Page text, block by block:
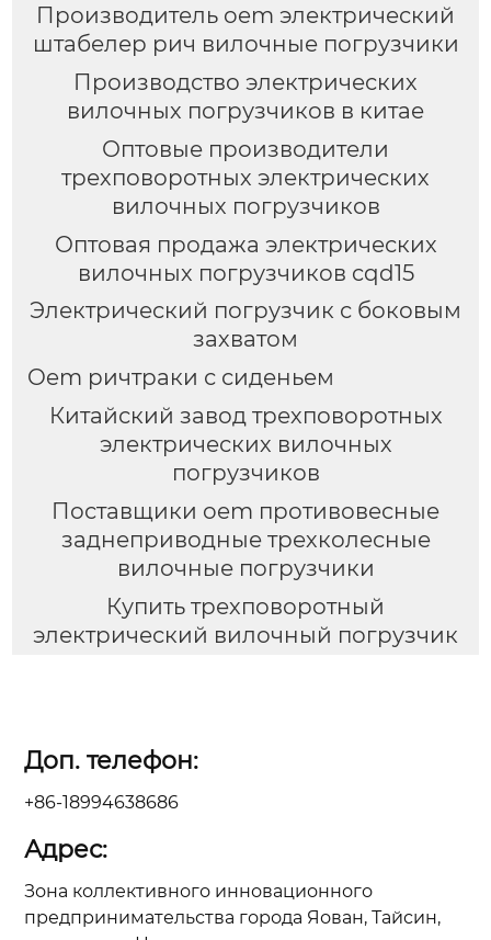
Производитель oem электрический
штабелер рич вилочные погрузчики
Производство электрических
вилочных погрузчиков в китае
Оптовые производители
трехповоротных электрических
вилочных погрузчиков
Оптовая продажа электрических
вилочных погрузчиков cqd15
Электрический погрузчик с боковым
захватом
Oem ричтраки с сиденьем
Китайский завод трехповоротных
электрических вилочных
погрузчиков
Поставщики oem противовесные
заднеприводные трехколесные
вилочные погрузчики
Купить трехповоротный
электрический вилочный погрузчик
Доп. телефон:
+86-18994638686
Адрес:
Зона коллективного инновационного
предпринимательства города Яован, Тайсин,